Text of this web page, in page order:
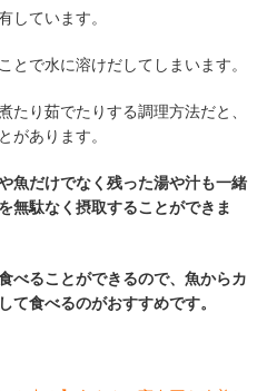
しています。
とで水に溶けだしてしまいます。
たり茹でたりする調理方法だと、
があります。
魚だけでなく残った湯や汁も一緒
無駄なく摂取することができま
べることができるので、魚からカ
て食べるのがおすすめです。